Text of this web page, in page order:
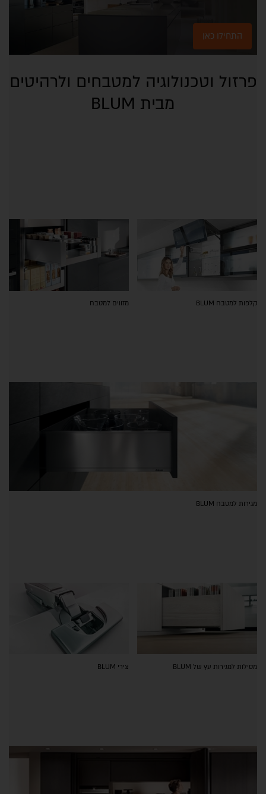
התחילו כאן
פרזול וטכנולוגיה למטבחים ולרהיטים
מבית BLUM
קלפות למטבח BLUM מזווים למטבח
מגירות למטבח BLUM
מסילות למגירות עץ של BLUM צירי BLUM